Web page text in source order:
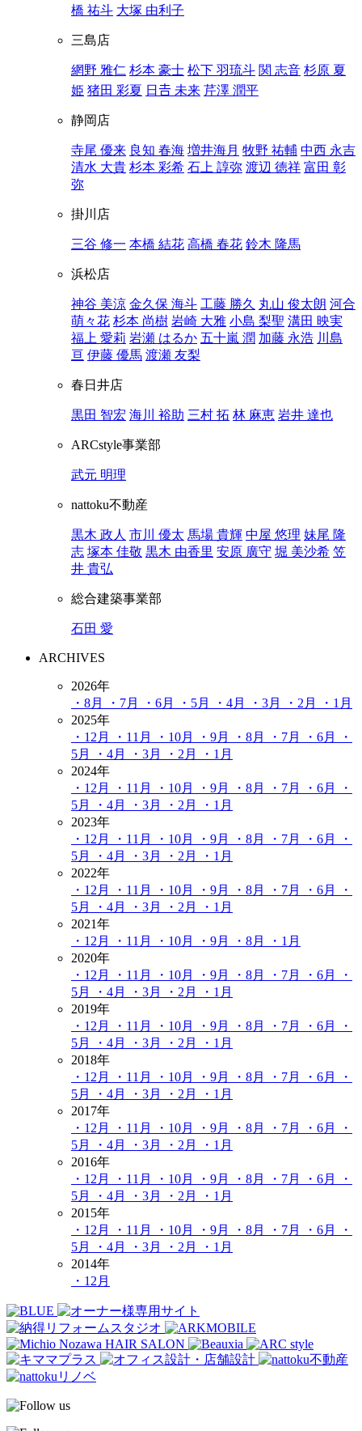
橋 祐斗 大塚 由利子
三島店
網野 雅仁 杉本 豪士 松下 羽琉斗 関 志音 杉原 夏
姫 猪田 彩夏 日𠮷 未来 芹澤 潤平
静岡店
寺尾 優来 良知 春海 増井海月 牧野 祐輔 中西 永吉
清水 大貴 杉本 彩希 石上 諄弥 渡辺 徳祥 富田 彰
弥
掛川店
三谷 修一 本橋 結花 高橋 春花 鈴木 隆馬
浜松店
神谷 美涼 金久保 海斗 工藤 勝久 丸山 俊太朗 河合
萌々花 杉本 尚樹 岩崎 大雅 小島 梨聖 溝田 映実
福上 愛莉 岩瀬 はるか 五十嵐 潤 加藤 永浩 川島
亘 伊藤 優馬 渡瀬 友梨
春日井店
黒田 智宏 海川 裕助 三村 拓 林 麻恵 岩井 達也
ARCstyle事業部
武元 明理
nattoku不動産
黒木 政人 市川 優太 馬場 貴輝 中屋 悠理 妹尾 隆
志 塚本 佳敬 黒木 由香里 安原 廣守 堀 美沙希 笠
井 貴弘
総合建築事業部
石田 愛
ARCHIVES
2026年
・8月
・7月 ・6月 ・5月 ・4月 ・3月 ・2月
・1月
2025年
・12月
・11月 ・10月 ・9月 ・8月 ・7月 ・6月
・
5月
・4月 ・3月 ・2月
・1月
2024年
・12月
・11月 ・10月 ・9月 ・8月 ・7月 ・6月
・
5月
・4月 ・3月 ・2月
・1月
2023年
・12月
・11月 ・10月 ・9月 ・8月 ・7月 ・6月
・
5月
・4月 ・3月 ・2月
・1月
2022年
・12月
・11月 ・10月 ・9月 ・8月 ・7月 ・6月
・
5月
・4月 ・3月 ・2月
・1月
2021年
・12月
・11月 ・10月 ・9月 ・8月
・1月
2020年
・12月
・11月 ・10月 ・9月 ・8月 ・7月 ・6月
・
5月
・4月 ・3月 ・2月
・1月
2019年
・12月
・11月 ・10月 ・9月 ・8月 ・7月 ・6月
・
5月
・4月 ・3月 ・2月
・1月
2018年
・12月
・11月 ・10月 ・9月 ・8月 ・7月 ・6月
・
5月
・4月 ・3月 ・2月
・1月
2017年
・12月
・11月 ・10月 ・9月 ・8月 ・7月 ・6月
・
5月
・4月 ・3月 ・2月
・1月
2016年
・12月
・11月 ・10月 ・9月 ・8月 ・7月 ・6月
・
5月
・4月 ・3月 ・2月
・1月
2015年
・12月
・11月 ・10月 ・9月 ・8月 ・7月 ・6月
・
5月
・4月 ・3月 ・2月
・1月
2014年
・12月